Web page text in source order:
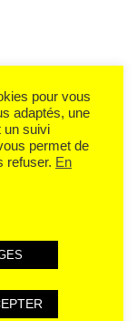
pour vous
adaptés, une
un suivi
permet de
refuser. En